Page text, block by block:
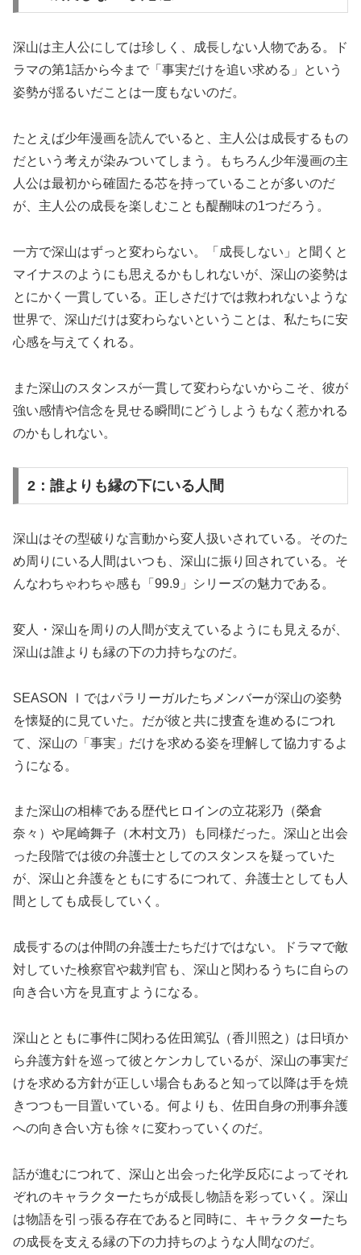
深山は主人公にしては珍しく、成長しない人物である。ド
ラマの第1話から今まで「事実だけを追い求める」という
姿勢が揺るいだことは一度もないのだ。
たとえば少年漫画を読んでいると、主人公は成長するもの
だという考えが染みついてしまう。もちろん少年漫画の主
人公は最初から確固たる芯を持っていることが多いのだ
が、主人公の成長を楽しむことも醍醐味の1つだろう。
一方で深山はずっと変わらない。「成長しない」と聞くと
マイナスのようにも思えるかもしれないが、深山の姿勢は
とにかく一貫している。正しさだけでは救われないような
世界で、深山だけは変わらないということは、私たちに安
心感を与えてくれる。
また深山のスタンスが一貫して変わらないからこそ、彼が
強い感情や信念を見せる瞬間にどうしようもなく惹かれる
のかもしれない。
2：誰よりも縁の下にいる人間
深山はその型破りな言動から変人扱いされている。そのた
め周りにいる人間はいつも、深山に振り回されている。そ
んなわちゃわちゃ感も「99.9」シリーズの魅力である。
変人・深山を周りの人間が支えているようにも見えるが、
深山は誰よりも縁の下の力持ちなのだ。
SEASON Ⅰではパラリーガルたちメンバーが深山の姿勢
を懐疑的に見ていた。だが彼と共に捜査を進めるにつれ
て、深山の「事実」だけを求める姿を理解して協力するよ
うになる。
また深山の相棒である歴代ヒロインの立花彩乃（榮倉
奈々）や尾崎舞子（木村文乃）も同様だった。深山と出会
った段階では彼の弁護士としてのスタンスを疑っていた
が、深山と弁護をともにするにつれて、弁護士としても人
間としても成長していく。
成長するのは仲間の弁護士たちだけではない。ドラマで敵
対していた検察官や裁判官も、深山と関わるうちに自らの
向き合い方を見直すようになる。
深山とともに事件に関わる佐田篤弘（香川照之）は日頃か
ら弁護方針を巡って彼とケンカしているが、深山の事実だ
けを求める方針が正しい場合もあると知って以降は手を焼
きつつも一目置いている。何よりも、佐田自身の刑事弁護
への向き合い方も徐々に変わっていくのだ。
話が進むにつれて、深山と出会った化学反応によってそれ
ぞれのキャラクターたちが成長し物語を彩っていく。深山
は物語を引っ張る存在であると同時に、キャラクターたち
の成長を支える縁の下の力持ちのような人間なのだ。